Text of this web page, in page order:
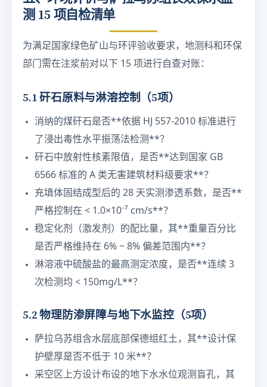
测 15 项自检清单
为满足国家绿色矿山与环评验收要求，地测科和环保
部门需在注浆前对以下 15 项进行自查对账：
5.1 矸石原料与淋溶控制（5项）
消纳的煤矸石是否**依据 HJ 557-2010 标准进行
了浸出毒性水平振荡法检测**？
矸石中放射性核素限值，是否**达到国家 GB
6566 标准的 A 类无害建筑材料级要求**？
充填体固结成型后的 28 天实测渗透系数，是否**
严格控制在 < 1.0×10⁻⁷ cm/s**？
稳定化剂（激发剂）的配比量，其**重量百分比
是否严格维持在 6% ~ 8% 偏差范围内**？
淋溶液中硫酸盐的最高测定浓度，是否**连续 3
次检测均 < 150mg/L**？
5.2 物理防渗屏障与地下水监控（5项）
萨拉乌苏组含水层底部保德组红土，其**设计保
护壁厚是否不低于 10 米**？
采空区上方设计布设的地下水水位观测盲孔，其